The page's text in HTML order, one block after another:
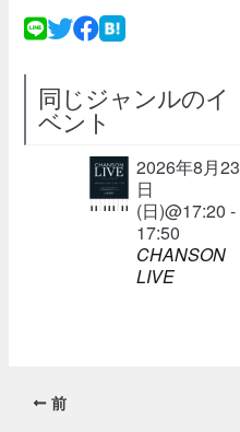
同じジャンルのイ
ベント
2026年8月23
日
(日)@17:20 -
17:50
CHANSON
LIVE
前